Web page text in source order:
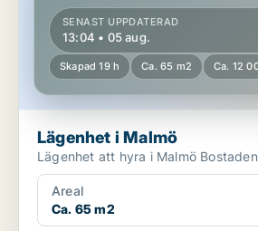
SENAST UPPDATERAD
13:04 • 05 aug.
Skapad 19 h Ca. 65 m2 Ca. 12
Lägenhet i Malmö
Lägenhet att hyra i
Areal
Ca. 65 m2